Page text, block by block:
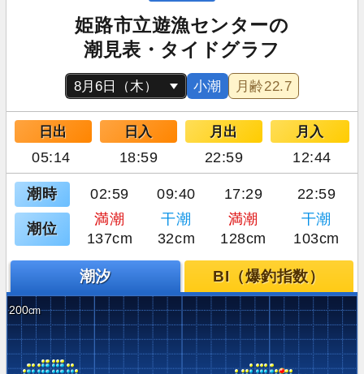
姫路市立遊漁センターの
潮見表・タイドグラフ
小潮 月齢22.7
日出 日入 月出 月入
05:14 18:59 22:59 12:44
潮時 02:59 09:40 17:29 22:59
潮位
満潮 干潮 満潮
干潮
137cm
32cm 128cm 103cm
潮汐 BI（爆釣指数）
200